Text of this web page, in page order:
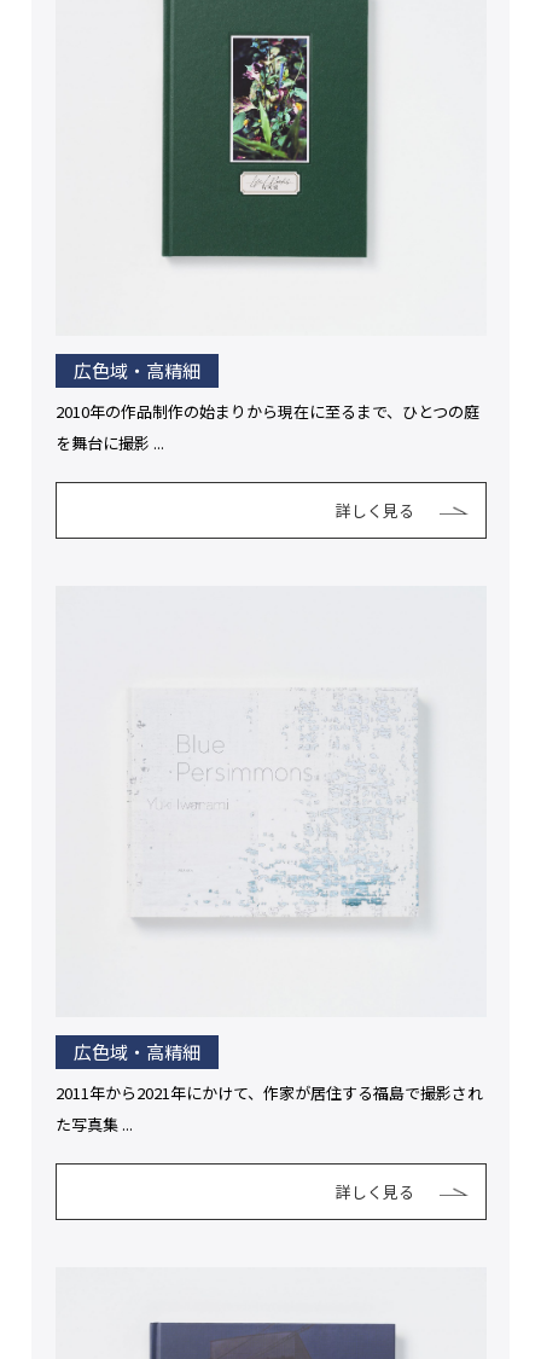
広色域・高精細
2010年の作品制作の始まりから現在に至るまで、ひとつの庭
を舞台に撮影 ...
詳しく見る
広色域・高精細
2011年から2021年にかけて、作家が居住する福島で撮影され
た写真集 ...
詳しく見る